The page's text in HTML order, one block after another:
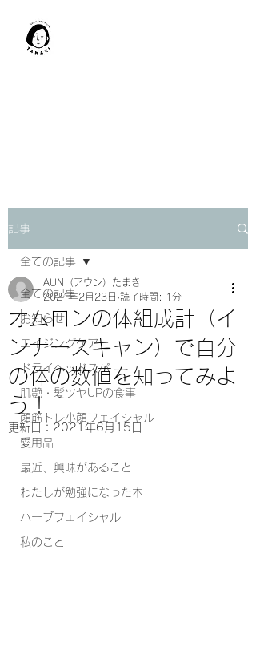
記事
全ての記事
お知らせ
エイジングケア
ドライヘッドスパ
肌艶・髪ツヤUPの食事
顔筋トレ小顔フェイシャル
愛用品
最近、興味があること
わたしが勉強になった本
ハーブフェイシャル
私のこと
全ての記事
オムロンの体組成計（イ
ンナースキャン）で自分
の体の数値を知ってみよ
う！
AUN（アウン）たまき
2021年2月23日 読了時間: 1分
更新日： 2021年6月15日